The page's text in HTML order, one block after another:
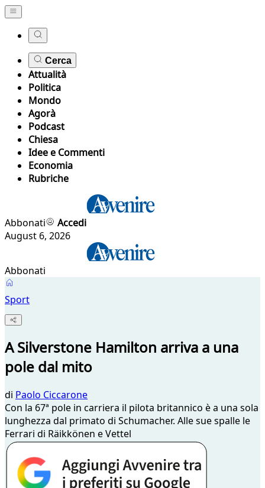
Cerca
Attualità
Politica
Mondo
Agorà
Podcast
Chiesa
Idee e Commenti
Economia
Rubriche
Abbonati
Accedi
August 6, 2026
Abbonati
Sport
A Silverstone Hamilton arriva a una
pole dal mito
di Paolo Ciccarone
Con la 67ª pole in carriera il pilota britannico è a una sola
lunghezza dal primato di Schumacher. Alle sue spalle le
Ferrari di Räikkönen e Vettel